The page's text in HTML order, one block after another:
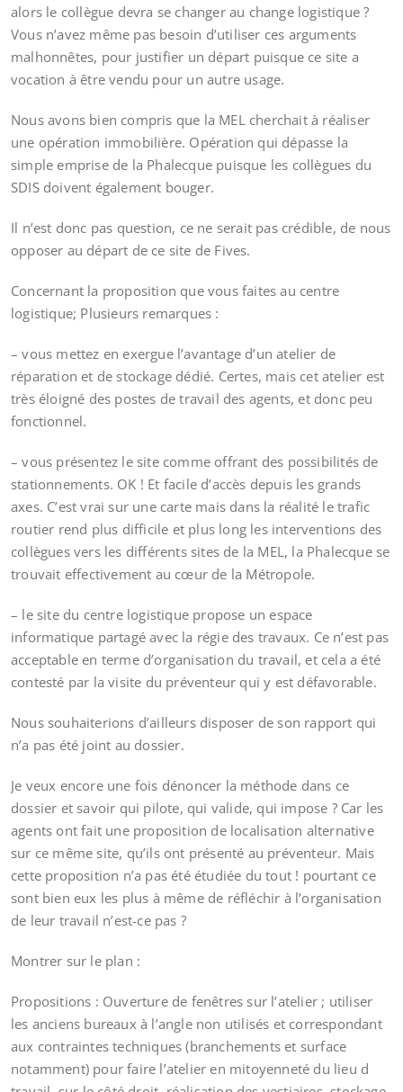
alors le collègue devra se changer au change logistique ?
Vous n’avez même pas besoin d’utiliser ces arguments
malhonnêtes, pour justifier un départ puisque ce site a
vocation à être vendu pour un autre usage.
Nous avons bien compris que la MEL cherchait à réaliser
une opération immobilière. Opération qui dépasse la
simple emprise de la Phalecque puisque les collègues du
SDIS doivent également bouger.
Il n’est donc pas question, ce ne serait pas crédible, de nous
opposer au départ de ce site de Fives.
Concernant la proposition que vous faites au centre
logistique; Plusieurs remarques :
– vous mettez en exergue l’avantage d’un atelier de
réparation et de stockage dédié. Certes, mais cet atelier est
très éloigné des postes de travail des agents, et donc peu
fonctionnel.
– vous présentez le site comme offrant des possibilités de
stationnements. OK ! Et facile d’accès depuis les grands
axes. C’est vrai sur une carte mais dans la réalité le trafic
routier rend plus difficile et plus long les interventions des
collègues vers les différents sites de la MEL, la Phalecque se
trouvait effectivement au cœur de la Métropole.
– le site du centre logistique propose un espace
informatique partagé avec la régie des travaux. Ce n’est pas
acceptable en terme d’organisation du travail, et cela a été
contesté par la visite du préventeur qui y est défavorable.
Nous souhaiterions d’ailleurs disposer de son rapport qui
n’a pas été joint au dossier.
Je veux encore une fois dénoncer la méthode dans ce
dossier et savoir qui pilote, qui valide, qui impose ? Car les
agents ont fait une proposition de localisation alternative
sur ce même site, qu’ils ont présenté au préventeur. Mais
cette proposition n’a pas été étudiée du tout ! pourtant ce
sont bien eux les plus à même de réfléchir à l’organisation
de leur travail n’est-ce pas ?
Montrer sur le plan :
Propositions : Ouverture de fenêtres sur l’atelier ; utiliser
les anciens bureaux à l’angle non utilisés et correspondant
aux contraintes techniques (branchements et surface
notamment) pour faire l’atelier en mitoyenneté du lieu d